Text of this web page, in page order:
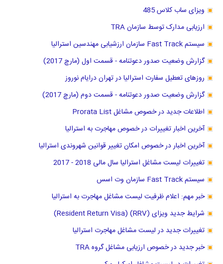
ویزای ساب کلاس 485
ارزیابی مدارک توسط سازمان TRA
سیستم Fast Track سازمان ارزشیابی مهندسین استرالیا
گزارش وضعیت صدور دعوتنامه - قسمت اول (مارچ 2017)
روزهای تعطیل سفارت استرالیا در تهران درایام نوروز
گزارش وضعیت صدور دعوتنامه - قسمت دوم (مارچ 2017)
اطلاعات جدید در خصوص مشاغل Prorata List
آخرین اخبار تغییرات در خصوص مهاجرت به استرالیا
آخرین اخبار در خصوص امکان تغییر قوانین شهروندی استرالیا
تغییرات لیست مشاغل استرالیا سال مالی 2018 - 2017
سیستم Fast Track سازمان وت اسس
خبر مهم: اعلام ظرفیت لیست مشاغل مهاجرت به استرالیا
شرایط جدید ویزای (RRV) (Resident Return Visa)
تغییرات جدید در لیست مشاغل مهاجرت استرالیا
خبر جدید در خصوص ارزیابی مشاغل گروه TRA